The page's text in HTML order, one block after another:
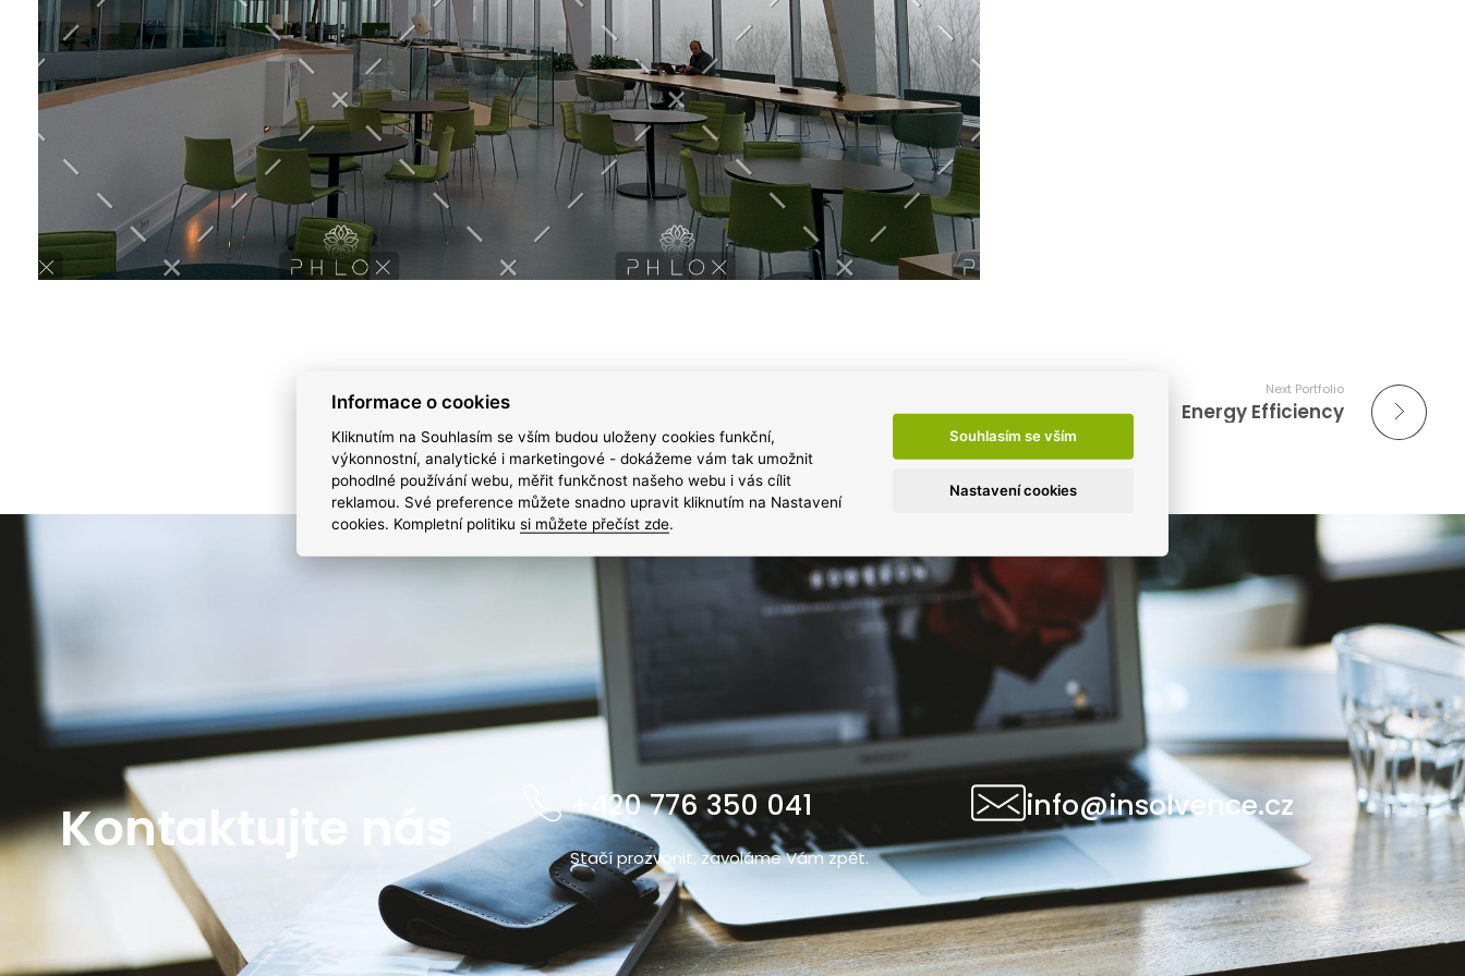
Next Portfolio
Energy Efficiency
Kontaktujte nás +420 776 350 041
Stačí prozvonit, zavoláme Vám zpět.
info@insolvence.cz
Informace o cookies
Kliknutím na Souhlasím se vším budou uloženy cookies funkční,
výkonnostní, analytické i marketingové - dokážeme vám tak umožnit
pohodlné používání webu, měřit funkčnost našeho webu i vás cílit
reklamou. Své preference můžete snadno upravit kliknutím na Nastavení
cookies. Kompletní politiku si můžete přečíst zde.
Souhlasím se vším
Nastavení cookies